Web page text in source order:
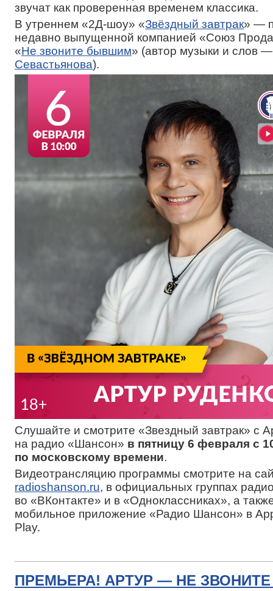
звучат как проверенная временем классика.
В утреннем «2Д-шоу» «Звёздный завтрак» —
недавно выпущенной компанией «Союз
«Не звоните бывшим» (автор музыки и слов
Севастьянова).
Слушайте и смотрите «Звездный завтрак» с
на радио «Шансон» в пятницу 6 февраля с
по московскому времени.
Видеотрансляцию программы смотрите на
radioshanson.ru, в официальных группах
во «ВКонтакте» и в «Одноклассниках», а
мобильное приложение «Радио Шансон» в
Play.
ПРЕМЬЕРА! АРТУР — НЕ